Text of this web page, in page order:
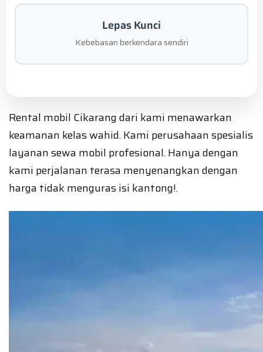
Lepas Kunci
Kebebasan berkendara sendiri
Rental mobil Cikarang dari kami menawarkan
keamanan kelas wahid. Kami perusahaan spesialis
layanan sewa mobil profesional. Hanya dengan
kami perjalanan terasa menyenangkan dengan
harga tidak menguras isi kantong!.